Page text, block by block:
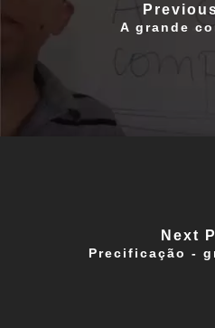
A grande
Next
Precificação -